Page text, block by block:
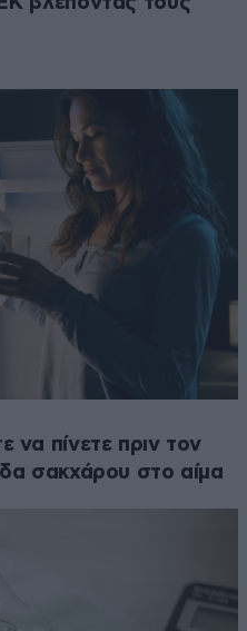
να πίνετε πριν τον
σακχάρου στο αίμα